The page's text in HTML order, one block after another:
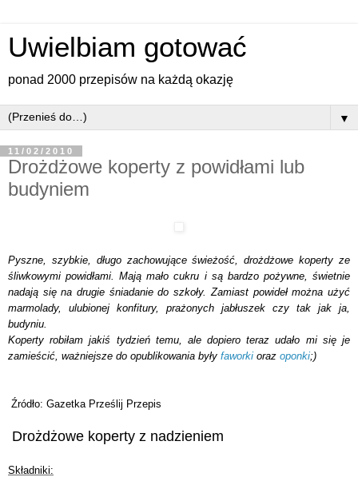
Uwielbiam gotować
ponad 2000 przepisów na każdą okazję
▼
11/02/2010
Drożdżowe koperty z powidłami lub
budyniem
Pyszne, szybkie, długo zachowujące świeżość, drożdżowe koperty ze
śliwkowymi powidłami. Mają mało cukru i są bardzo pożywne, świetnie
nadają się na drugie śniadanie do szkoły. Zamiast powideł można użyć
marmolady, ulubionej konfitury, prażonych jabłuszek czy tak jak ja,
budyniu.
Koperty robiłam jakiś tydzień temu, ale dopiero teraz udało mi się je
zamieścić, ważniejsze do opublikowania były faworki oraz oponki;)
Źródło: Gazetka Prześlij Przepis
Drożdżowe koperty z nadzieniem
Składniki: